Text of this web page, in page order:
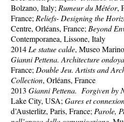
Bolzano, Italy; Rumeur du Météor,
France; Reliefs- Designing the
Centre, Orléans, France; Beyond
Contemporanea, Lissone, Italy
2014 Le statue calde, Museo
Gianni Pettena. Architecture
France; Double Jeu. Artists and
Collection, Orléans, France
2013 Gianni Pettena. Forgiven by
Lake City, USA; Gares et
d’Austerlitz, Paris, France; Parole,